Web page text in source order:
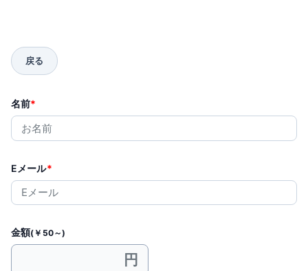
名前*
Eメール*
金額(￥50～)